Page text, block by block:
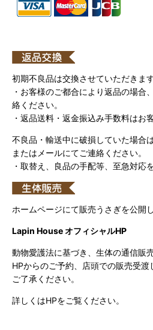
初期不良品は交換させていただきます
・お客様のご都合により返品の場合
絡ください。
・返品送料・返金振込み手数料はお
不良品・輸送中に破損していた場合
またはメールにてご連絡ください。
・取替え、良品の手配等、至急対応
ホームページにて販売うさぎを公開
Lapin House オフィシャルHP
動物愛護法に基づき、生体の通信販
HPからのご予約、店頭での販売受
ご了承ください。
詳しくはHPをご覧ください。